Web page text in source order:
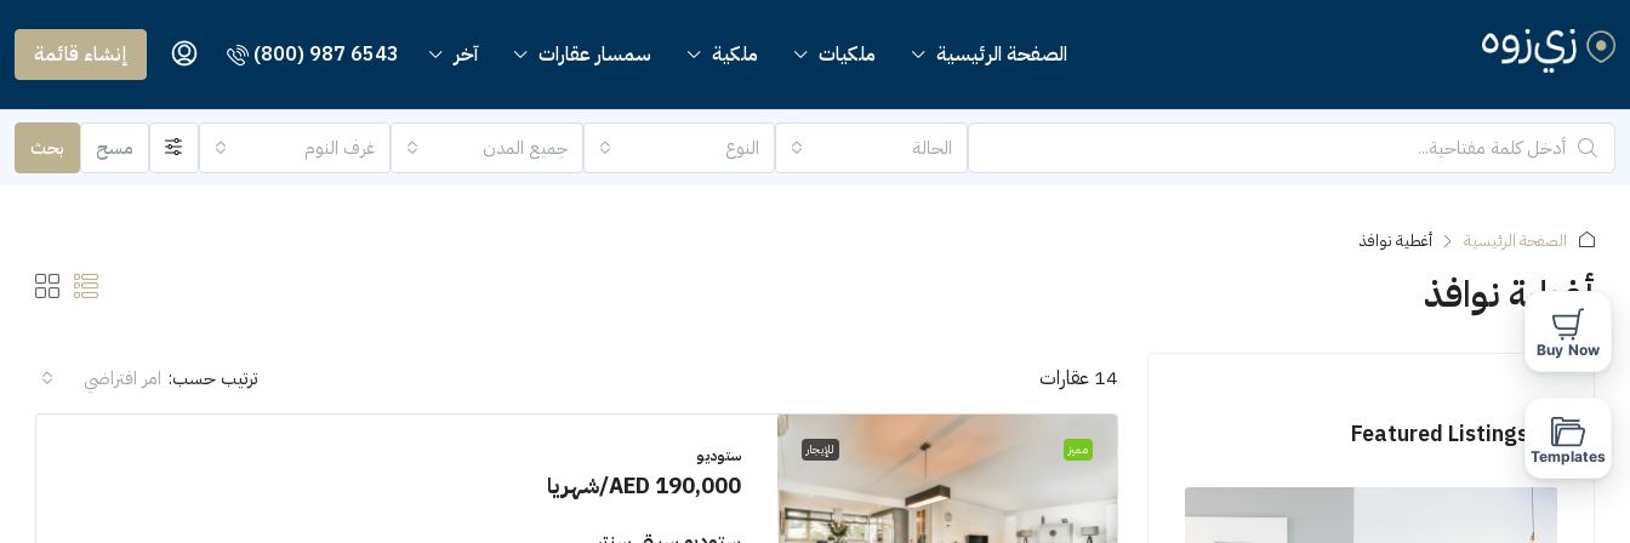
الصفحة الرئيسية ملكيات ملكية سمسار عقارات آخر (800) 987 6543 إنشاء قائمة
الحالة النوع جميع المدن غرف النوم مسح بحث
الصفحة الرئيسية أغطية نوافذ
أغطية نوافذ
14 عقارات ترتيب حسب: امر افتراضي
مميز للإيجار ستوديو
AED 190,000/شهريا
Featured Listings
Buy Now
Templates